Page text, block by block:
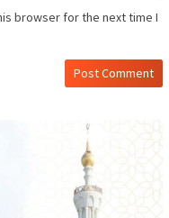
browser for the next time I